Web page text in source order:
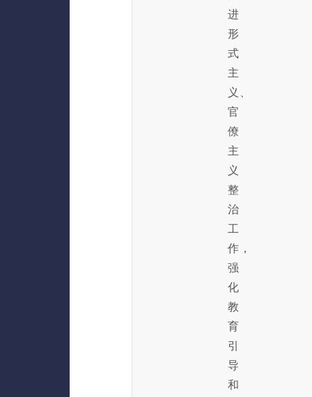
进
形
式
主
义、
官
僚
主
义
整
治
工
作，
强
化
教
育
引
导
和